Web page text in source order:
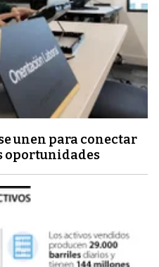
unen para conectar
oportunidades